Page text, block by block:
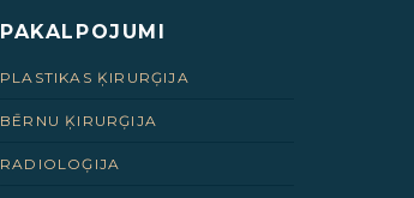
PAKALPOJUMI
PLASTIKAS ĶIRURĢIJA
BĒRNU ĶIRURĢIJA
RADIOLOĢIJA